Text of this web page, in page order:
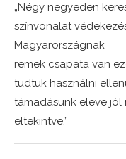
„Négy negyeden
színvonalat
Magyarországnak
remek csapata van
tudtuk használni
támadásunk eleve
eltekintve.”